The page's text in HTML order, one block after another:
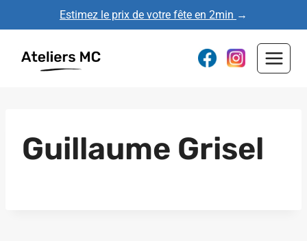
au
contenu
Estimez le prix de votre fête en 2min →
Guillaume Grisel